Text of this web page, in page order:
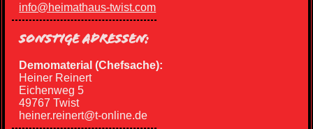
info@heimathaus-twist.com
SONSTIGE ADRESSEN:
Demomaterial (Chefsache):
Heiner Reinert
Eichenweg 5
49767 Twist
heiner.reinert@t-online.de